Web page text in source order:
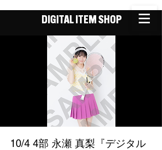
DIGITAL ITEM SHOP
10/4 4部 永瀬 真梨『デジタル